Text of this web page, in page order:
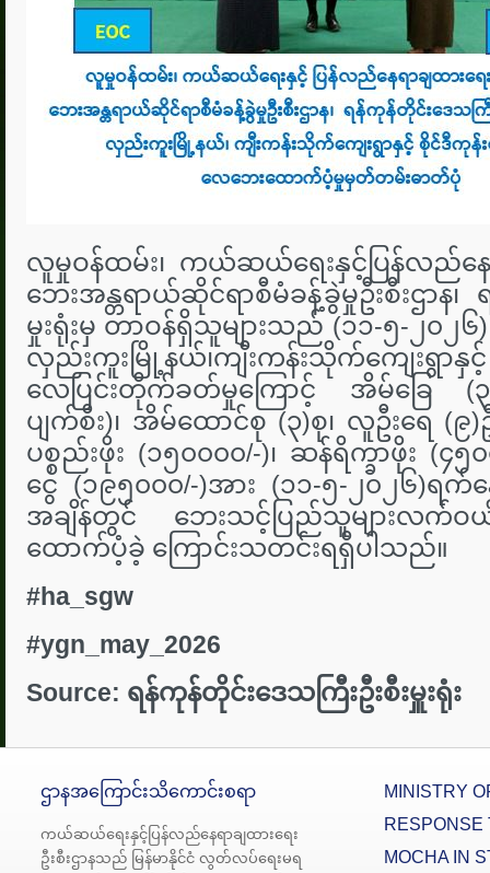
လူမှုဝန်ထမ်း၊ ကယ်ဆယ်ရေးနှင့်ပြန်လည်နေရာ
ဘေးအန္တရာယ်ဆိုင်ရာစီမံခန့်ခွဲမှုဦးစီးဌာန၊
မှုးရုံးမှ တာဝန်ရှိသူများသည် (၁၁-၅-၂၀၂
လှည်းကူးမြို့နယ်၊ကျီးကန်းသိုက်ကျေးရွာနှ
လေပြင်းတိုက်ခတ်မှုကြောင့် အိမ်ခြေ
ပျက်စီး)၊ အိမ်ထောင်စု (၃)စု၊ လူဦးရေ
ပစ္စည်းဖိုး (၁၅၀၀၀၀/-)၊ ဆန်ရိက္ခာဖိုး (၄
ငွေ (၁၉၅၀၀၀/-)အား (၁၁-၅-၂၀၂၆)ရက်
အချိန်တွင် ဘေးသင့်ပြည်သူများလက်
ထောက်ပံ့ခဲ့ ကြောင်းသတင်းရရှိပါသည်။
#ha_sgw
#ygn_may_2026
Source: ရန်ကုန်တိုင်းဒေသကြီးဦးစီးမှူးရုံး
ဌာနအကြောင်းသိကောင်းစရာ
ကယ်ဆယ်ရေးနှင့်ပြန်လည်နေရာချထားရေး
ဦးစီးဌာနသည် မြန်မာနိုင်ငံ လွတ်လပ်ရေးမရ
MINISTRY
RESPONSE
MOCHA IN